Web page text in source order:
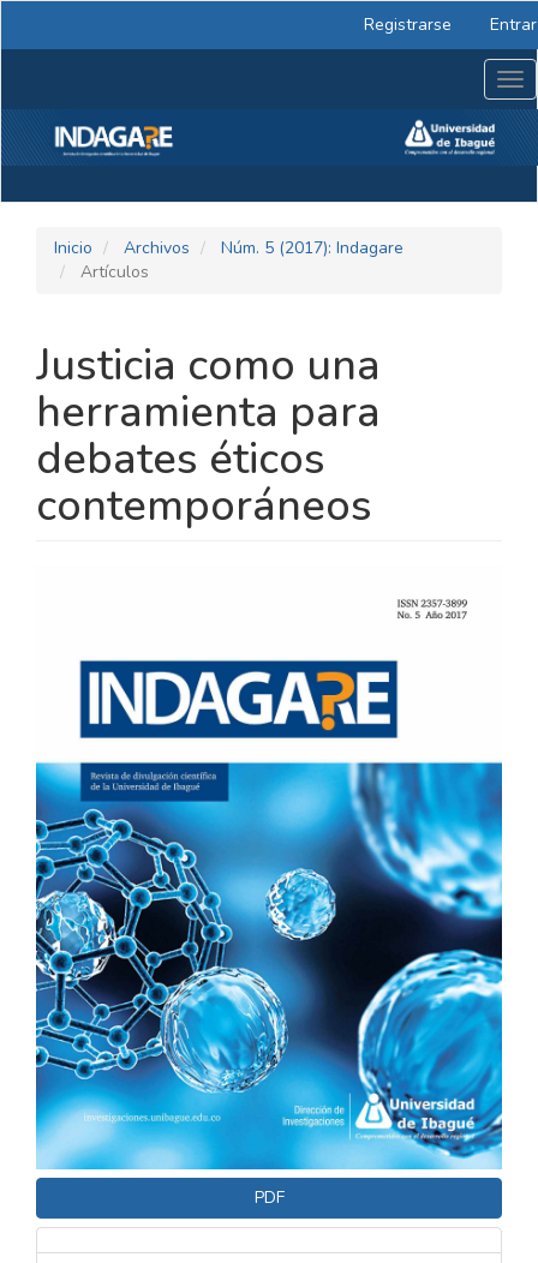
lateral
Registrarse Entrar
Inicio Archivos
Núm. 5 (2017): Indagare
Artículos
Justicia como una
herramienta para
debates éticos
contemporáneos
ARTÍCULO
PDF